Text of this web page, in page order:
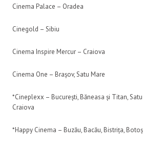
Cinema Palace – Oradea
Cinegold – Sibiu
Cinema Inspire Mercur – Craiova
Cinema One – Brașov, Satu Mare
*Cineplexx – București, Băneasa și Titan, Satu
Craiova
*Happy Cinema – Buzău, Bacău, Bistrița,